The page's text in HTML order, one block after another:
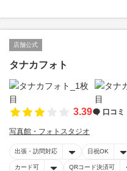
店舗公式
タナカフォト
3.39 口コミ
写真館・フォトスタジオ
出張・訪問対応 日祝OK
カード可 QRコード決済可